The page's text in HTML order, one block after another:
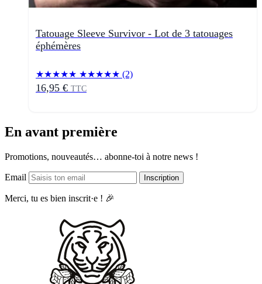
Tatouage Sleeve Survivor - Lot de 3 tatouages
éphémères
★★★★★ ★★★★★ (2)
16,95 € TTC
En avant première
Promotions, nouveautés… abonne-toi à notre news !
Email Inscription
Merci, tu es bien inscrit·e ! 🎉